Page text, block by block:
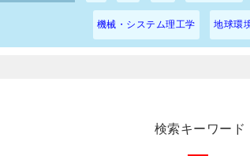
機械・システム理工学 地球環
検索キーワー